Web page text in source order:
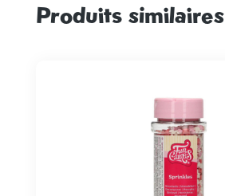
Ignorer la galerie de produits
Produits similaires